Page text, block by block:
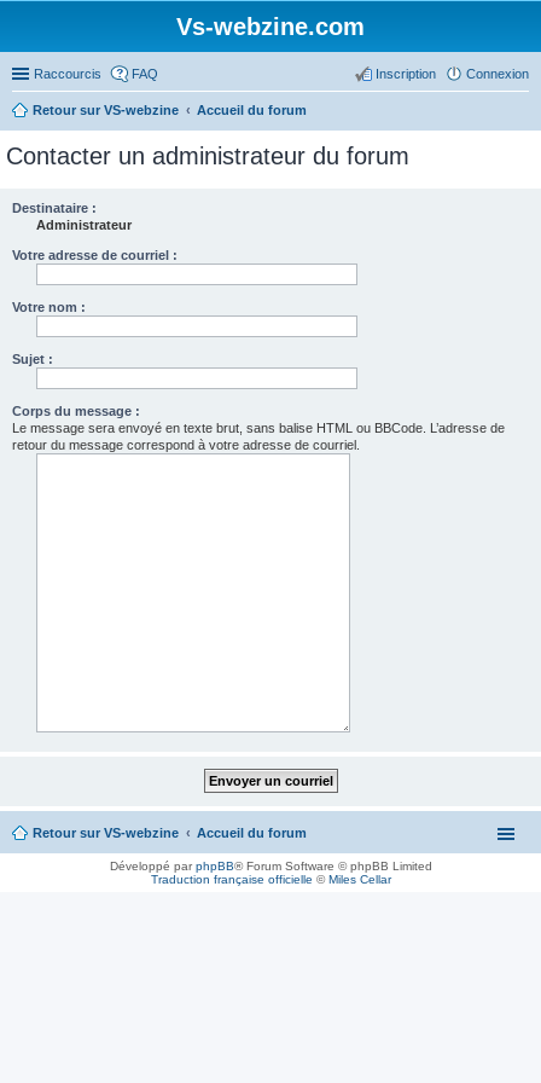
Vs-webzine.com
Raccourcis FAQ Connexion
Inscription
Retour sur VS-webzine Accueil du forum
Contacter un administrateur du forum
Destinataire :
Administrateur
Votre adresse de courriel :
Votre nom :
Sujet :
Corps du message :
Le message sera envoyé en texte brut, sans balise HTML ou BBCode. L’adresse de
retour du message correspond à votre adresse de courriel.
Retour sur VS-webzine Accueil du forum
Développé parphpBB® Forum Software © phpBB Limited
Traduction française officielle ©Miles Cellar